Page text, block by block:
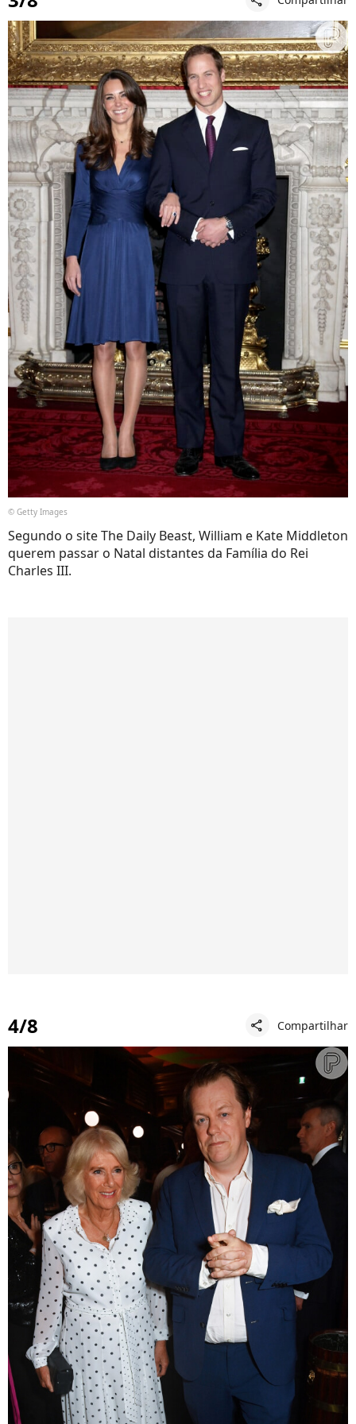
© Getty Images
Segundo o site The Daily Beast, William e Kate Middleton
querem passar o Natal distantes da Família do Rei
Charles III.
4/8 share Compartilhar